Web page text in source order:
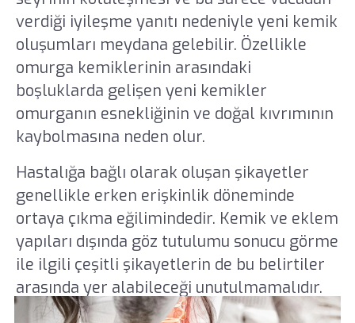
verdiği iyileşme yanıtı nedeniyle yeni kemik
oluşumları meydana gelebilir. Özellikle
omurga kemiklerinin arasındaki
boşluklarda gelişen yeni kemikler
omurganın esnekliğinin ve doğal kıvrımının
kaybolmasına neden olur.
Hastalığa bağlı olarak oluşan şikayetler
genellikle erken erişkinlik döneminde
ortaya çıkma eğilimindedir. Kemik ve eklem
yapıları dışında göz tutulumu sonucu görme
ile ilgili çeşitli şikayetlerin de bu belirtiler
arasında yer alabileceği unutulmamalıdır.